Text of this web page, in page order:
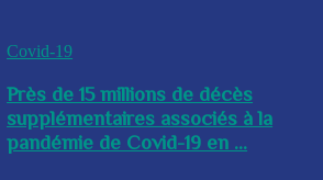
Covid-19
Près de 15 millions de décès
supplémentaires associés à la
pandémie de Covid-19 en ...